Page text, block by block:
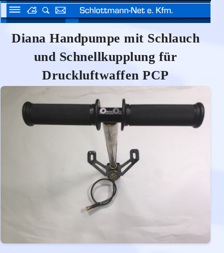
Diana Handpumpe mit Schlauch
und Schnellkupplung für
Druckluftwaffen PCP